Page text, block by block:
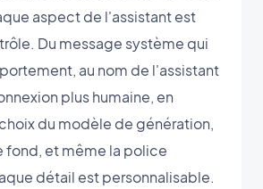
aspect de l'assistant est
Du message système qui
au nom de l'assistant
plus humaine, en
du modèle de génération,
fond, et même la police
détail est personnalisable.